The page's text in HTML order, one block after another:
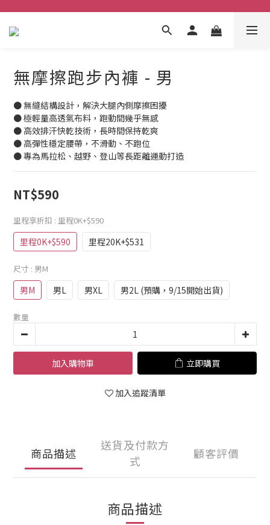
無摩擦跑步內褲 - 男
● 無縫結構設計，解決大腿內側摩擦困擾
● 極輕量高透氣布料，跑動間幾乎無感
● 高效排汗快乾技術，長時間保持乾爽
● 高彈性穩定腰帶，不滑動、不跑位
● 專為馬拉松、越野、登山等長距離運動打造
NT$590
里程享折扣 : 里程0K+$590
里程0K+$590 里程20K+$531
尺寸 : 男M
男M 男L 男XL 男2L (預購，9/15開始出貨)
數量
加入購物車 立即購買
加入追蹤清單
商品描述
送貨及付款方
式
顧客評價
商品描述